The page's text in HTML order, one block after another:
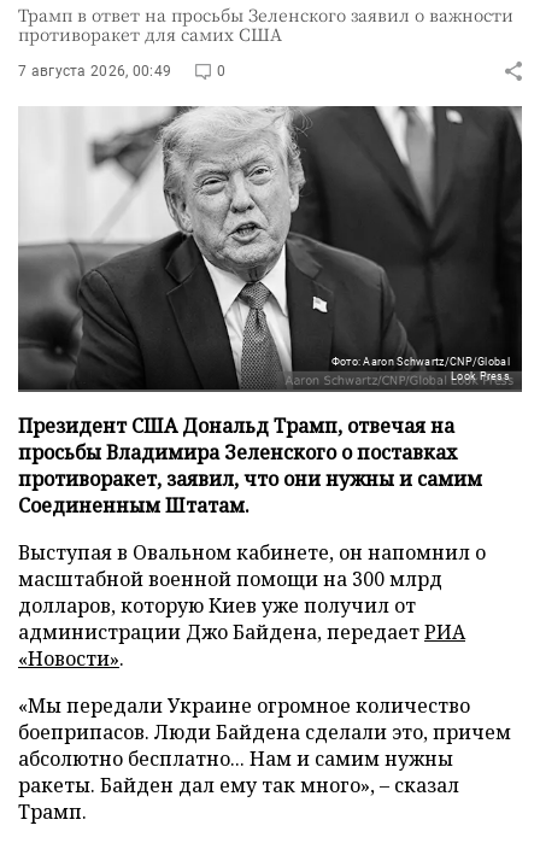
Трамп в ответ на просьбы Зеленского заявил о важности
противоракет для самих США
7 августа 2026, 00:49 0
Фото: Aaron Schwartz/CNP/Global
Look Press
Президент США Дональд Трамп, отвечая на
просьбы Владимира Зеленского о поставках
противоракет, заявил, что они нужны и самим
Соединенным Штатам.
Выступая в Овальном кабинете, он напомнил о
масштабной военной помощи на 300 млрд
долларов, которую Киев уже получил от
администрации Джо Байдена, передаетРИА
«Новости».
«Мы передали Украине огромное количество
боеприпасов. Люди Байдена сделали это, причем
абсолютно бесплатно... Нам и самим нужны
ракеты. Байден дал ему так много», – сказал
Трамп.